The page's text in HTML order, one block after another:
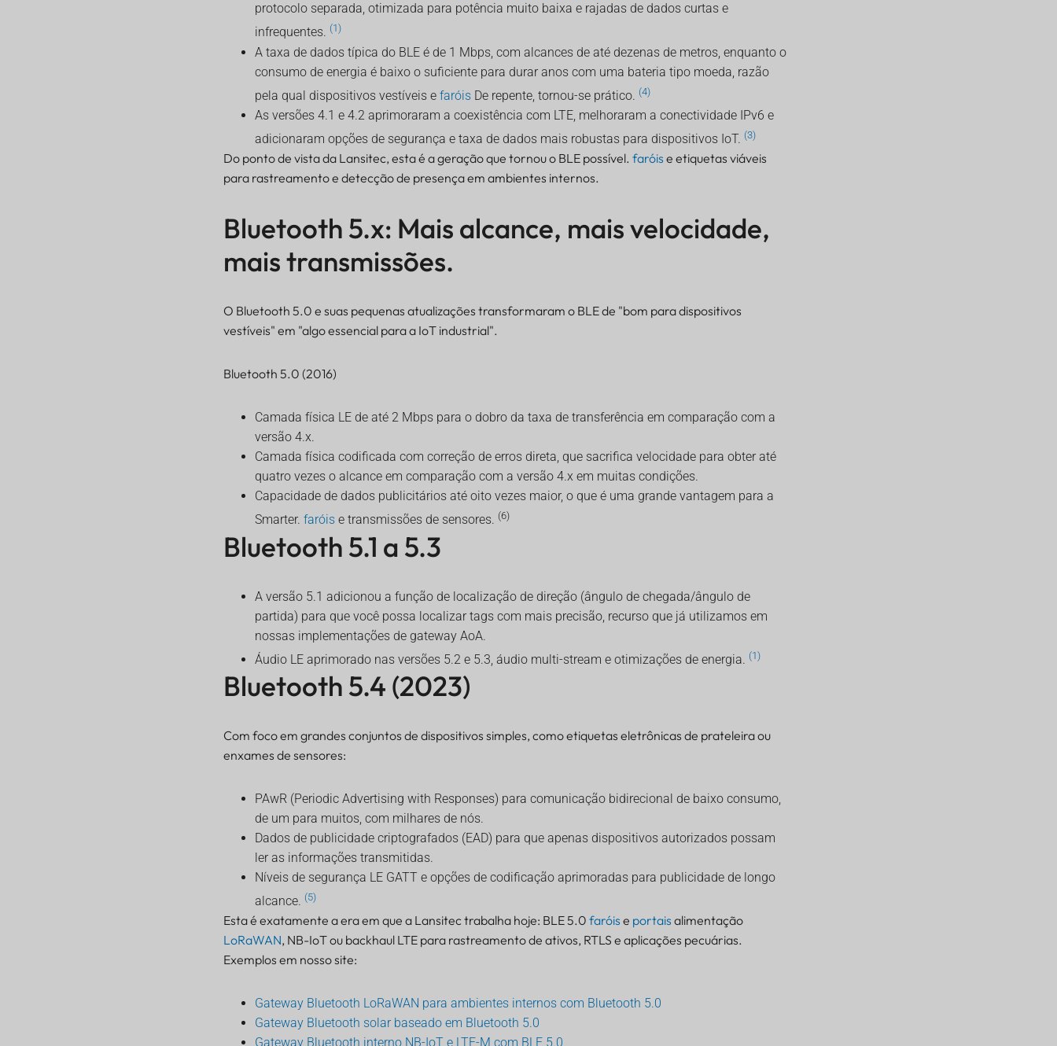
protocolo separada, otimizada para potência muito baixa e rajadas de dados curtas e
infrequentes. (1)
A taxa de dados típica do BLE é de 1 Mbps, com alcances de até dezenas de metros, enquanto o
consumo de energia é baixo o suficiente para durar anos com uma bateria tipo moeda, razão
pela qual dispositivos vestíveis e faróisDe repente, tornou-se prático. (4)
As versões 4.1 e 4.2 aprimoraram a coexistência com LTE, melhoraram a conectividade IPv6 e
adicionaram opções de segurança e taxa de dados mais robustas para dispositivos IoT. (3)
Do ponto de vista da Lansitec, esta é a geração que tornou o BLE possível. faróis e etiquetas viáveis
para rastreamento e detecção de presença em ambientes internos.
Bluetooth 5.x: Mais alcance, mais velocidade,
mais transmissões.
O Bluetooth 5.0 e suas pequenas atualizações transformaram o BLE de "bom para dispositivos
vestíveis" em "algo essencial para a IoT industrial".
Bluetooth 5.0 (2016)
Camada física LE de até 2 Mbps para o dobro da taxa de transferência em comparação com a
versão 4.x.
Camada física codificada com correção de erros direta, que sacrifica velocidade para obter até
quatro vezes o alcance em comparação com a versão 4.x em muitas condições.
Capacidade de dados publicitários até oito vezes maior, o que é uma grande vantagem para a
Smarter. faróise transmissões de sensores. (6)
Bluetooth 5.1 a 5.3
A versão 5.1 adicionou a função de localização de direção (ângulo de chegada/ângulo de
partida) para que você possa localizar tags com mais precisão, recurso que já utilizamos em
nossas implementações de gateway AoA.
Áudio LE aprimorado nas versões 5.2 e 5.3, áudio multi-stream e otimizações de energia. (1)
Bluetooth 5.4 (2023)
Com foco em grandes conjuntos de dispositivos simples, como etiquetas eletrônicas de prateleira ou
enxames de sensores:
PAwR (Periodic Advertising with Responses) para comunicação bidirecional de baixo consumo,
de um para muitos, com milhares de nós.
Dados de publicidade criptografados (EAD) para que apenas dispositivos autorizados possam
ler as informações transmitidas.
Níveis de segurança LE GATT e opções de codificação aprimoradas para publicidade de longo
alcance. (5)
Esta é exatamente a era em que a Lansitec trabalha hoje: BLE 5.0 faróis e portais alimentação
LoRaWAN, NB-IoT ou backhaul LTE para rastreamento de ativos, RTLS e aplicações pecuárias.
Exemplos em nosso site:
Gateway Bluetooth LoRaWAN para ambientes internos com Bluetooth 5.0
Gateway Bluetooth solar baseado em Bluetooth 5.0
Gateway Bluetooth interno NB-IoT e LTE-M com BLE 5.0